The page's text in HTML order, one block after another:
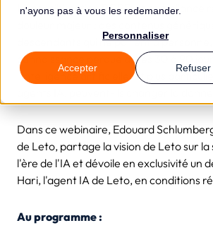
n'ayons pas à vous les redemander.
Personnaliser
Accepter Refuser
La sensibilisation RGPD et compliance
douleur majeur : des contenus
descendants qui ne parlent à
connaissance perdue après 30 à 90
l'intelligence artificielle, et plus
Dans ce webinaire, Edouard
de Leto, partage la vision de Leto sur la
l'ère de l'IA et dévoile en exclusivité un
Hari, l'agent IA de Leto, en conditions
Au programme :